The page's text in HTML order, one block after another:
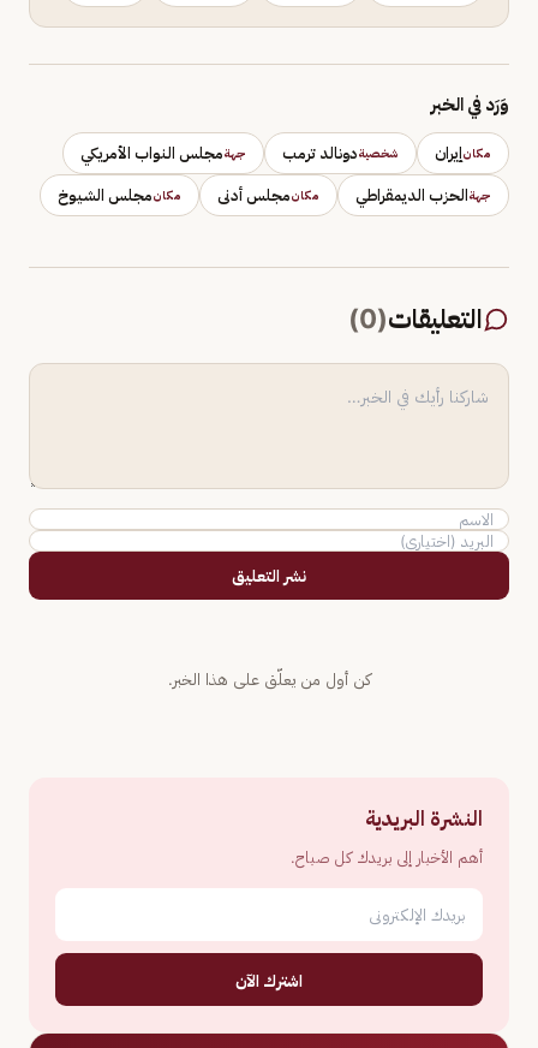
وَرَد في الخبر
مكانإيران شخصيةدونالد ترمب جهةمجلس النواب الأمريكي
جهةالحزب الديمقراطي مكانمجلس أدنى مكانمجلس الشيوخ
التعليقات(
0
)
نشر التعليق
كن أول من يعلّق على هذا الخبر.
النشرة البريدية
أهم الأخبار إلى بريدك كل صباح.
اشترك الآن